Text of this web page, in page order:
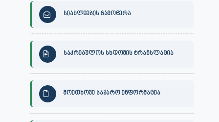
სიახლეების გამოწერა
საკრებულოს სხდომის ტრანსლაცია
მოითხოვე საჯარო ინფორმაცია